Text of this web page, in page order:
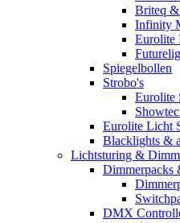
Briteq &
Infinity
Eurolite
Spiegelbollen
Strobo's
Eurolite
Eurolite Licht
Blacklights &
Lichtsturing &
Dimmerpacks
DMX